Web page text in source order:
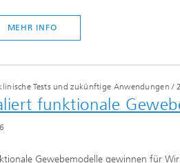
MEHR INFO
Tests und zukünftige Anwendungen /
funktionale
Gewebemodelle gewinnen für